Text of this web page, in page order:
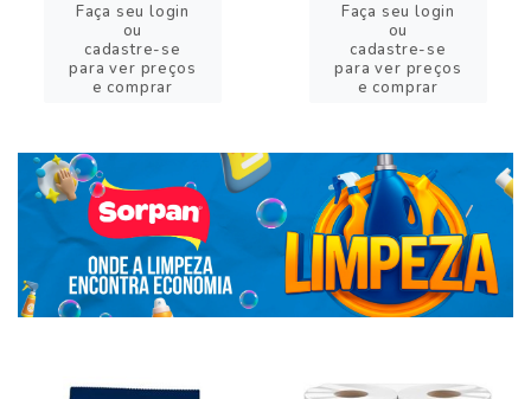
Faça seu login
ou
cadastre-se
para ver preços
e comprar
Faça seu login
ou
cadastre-se
para ver preços
e comprar